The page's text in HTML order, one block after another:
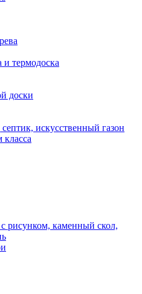
термодоска
доски
искусственный газон
класса
рисунком, каменный скол,